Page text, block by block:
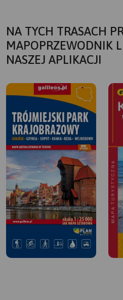
NA TYCH TRASACH
MAPOPRZEWODNIK
NASZEJ APLIKACJI